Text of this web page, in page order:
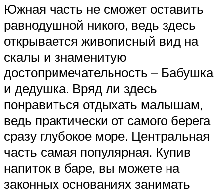
Южная часть не сможет оставить
равнодушной никого, ведь здесь
открывается живописный вид на
скалы и знаменитую
достопримечательность – Бабушка
и дедушка. Вряд ли здесь
понравиться отдыхать малышам,
ведь практически от самого берега
сразу глубокое море. Центральная
часть самая популярная. Купив
напиток в баре, вы можете на
законных основаниях занимать